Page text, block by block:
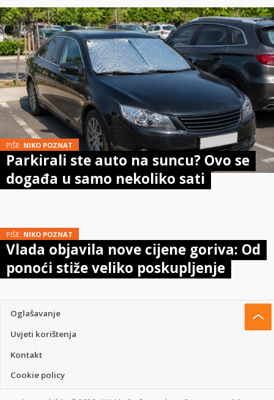
PIŠE: NIKO POZNAT
Parkirali ste auto na suncu? Ovo se
događa u samo nekoliko sati
PIŠE: NIKO POZNAT
Vlada objavila nove cijene goriva: Od
ponoći stiže veliko poskupljenje
Oglašavanje
Uvjeti korištenja
Kontakt
Cookie policy